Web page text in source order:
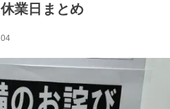
業日まとめ